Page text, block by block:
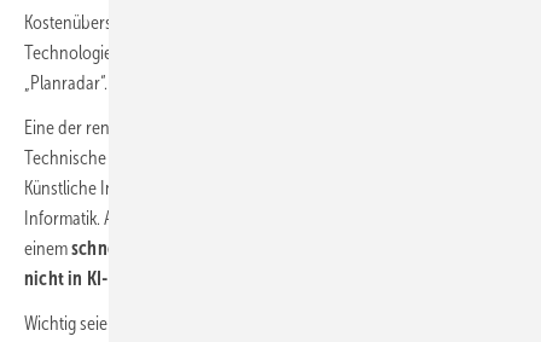
Kostenüberschreitungen von Bauprojekten hat sich die KI-
Technologie als äußerst präzise erwiesen, berichtet die Plattform
„Planradar“.
Eine der renommiertesten KI-Institutionen in Deutschland ist die
Technische Universität Darmstadt mit Kristian Kersting, Professor für
Künstliche Intelligenz und Maschinelles Lernen im Fachbereich
Informatik. Auf dem Digitalkongress „Zukunft Bau“ warnte Kersting vor
einemschnellen Altern innovativer Technologien, wenn diese
nicht in KI-Konzepte eingebunden werden.
Wichtig seien Partnerschaften zwischen KI-Spezialisten und